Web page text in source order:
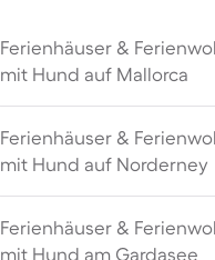
Ferienhäuser &
mit Hund auf Mallorca
Ferienhäuser &
mit Hund auf Norderney
Ferienhäuser &
mit Hund am Gardasee